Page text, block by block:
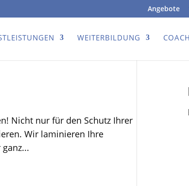
Angebote
WEITERBILDUNG
Nicht nur für den Schutz Ihrer
Wir laminieren Ihre